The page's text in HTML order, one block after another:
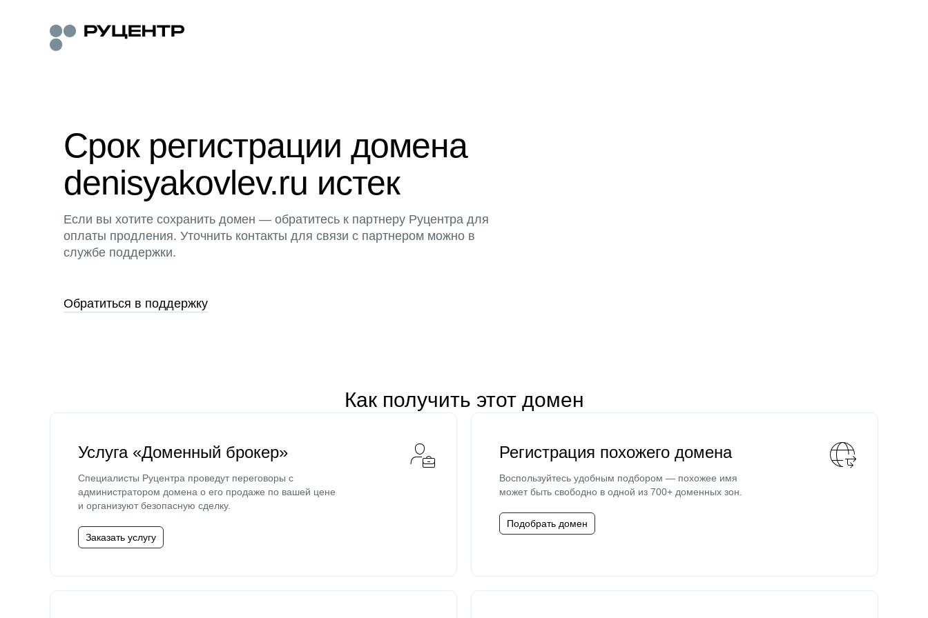
Срок регистрации домена
denisyakovlev.ru истек
Если вы хотите сохранить домен — обратитесь к партнеру Руцентра для
оплаты продления. Уточнить контакты для связи с партнером можно в
службе поддержки.
Обратиться в поддержку
Как получить этот домен
Услуга «Доменный брокер»
Специалисты Руцентра проведут переговоры с
администратором домена о его продаже по вашей цене
и организуют безопасную сделку.
Заказать услугу
Регистрация похожего домена
Воспользуйтесь удобным подбором — похожее имя
может быть свободно в одной из 700+ доменных зон.
Подобрать домен